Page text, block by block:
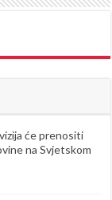
će prenositi
na Svjetskom